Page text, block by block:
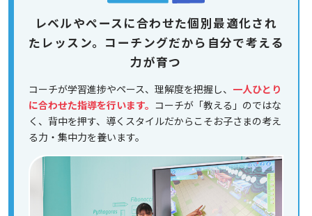
レベルやペースに合わせた個別最適化され
たレッスン。コーチングだから自分で考える
力が育つ
コーチが学習進捗やペース、理解度を把握し、 一人ひとり
に合わせた指導を行います。 コーチが「教える」のではな
く、背中を押す、導くスタイルだからこそお子さまの考え
る力・集中力を養います。